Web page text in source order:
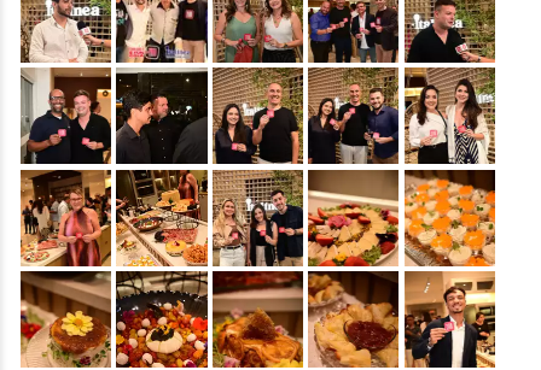
&nbsp; &nbsp; &nbsp; &nbsp; &nbsp;
&nbsp; &nbsp; &nbsp; &nbsp; &nbsp;
&nbsp; &nbsp; &nbsp; &nbsp; &nbsp;